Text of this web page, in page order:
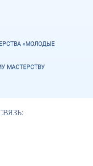
«МОЛОДЫЕ
МАСТЕРСТВУ